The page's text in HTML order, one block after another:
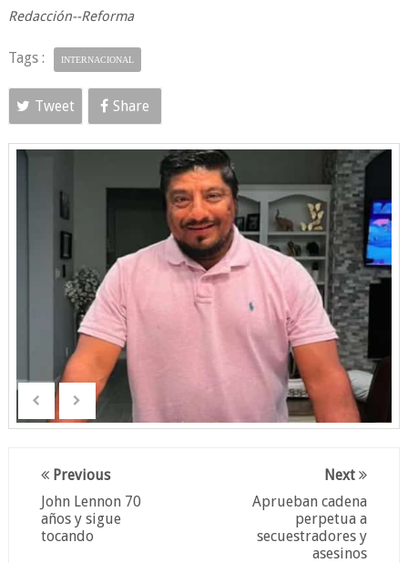
Redacción--Reforma
Tags : INTERNACIONAL
Tweet Share
Next
Aprueban cadena
perpetua a
secuestradores y
asesinos
Previous
John Lennon 70
años y sigue
tocando